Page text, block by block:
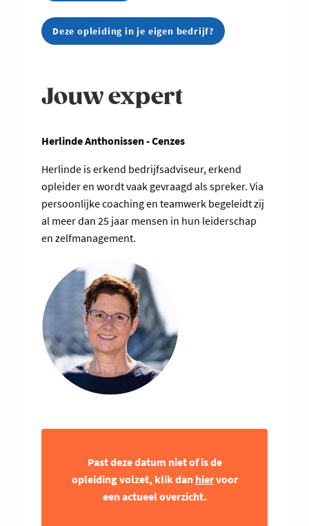
Deze opleiding in je eigen bedrijf?
Jouw expert
Herlinde Anthonissen - Cenzes
Herlinde is erkend bedrijfsadviseur, erkend
opleider en wordt vaak gevraagd als spreker. Via
persoonlijke coaching en teamwerk begeleidt zij
al meer dan 25 jaar mensen in hun leiderschap
en zelfmanagement.
Past deze datum niet of is de
opleiding volzet, klik dan hiervoor
een actueel overzicht.